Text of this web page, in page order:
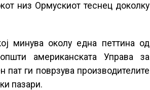
низ Ормускиот теснец доколку
минува околу една петтина од
американската Управа за
ги поврзува производителите
пазари.